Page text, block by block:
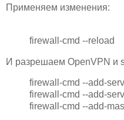
Применяем изменения:
firewall-cmd --reload
И разрешаем OpenVPN и
firewall-cmd --add-
firewall-cmd --add-
firewall-cmd --add-